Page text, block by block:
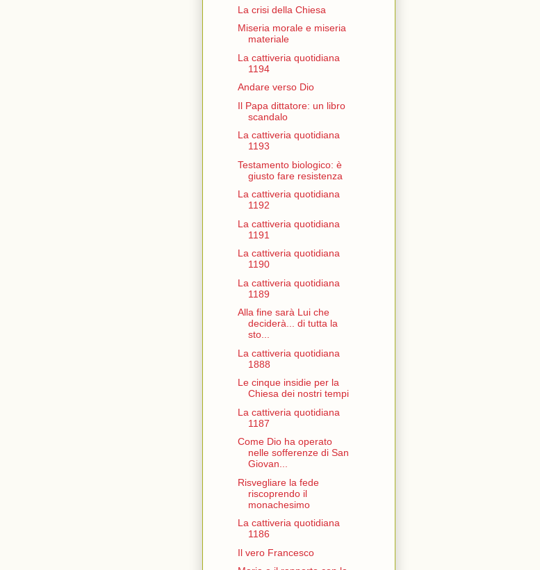
La crisi della Chiesa
Miseria morale e miseria
materiale
La cattiveria quotidiana
1194
Andare verso Dio
Il Papa dittatore: un libro
scandalo
La cattiveria quotidiana
1193
Testamento biologico: è
giusto fare resistenza
La cattiveria quotidiana
1192
La cattiveria quotidiana
1191
La cattiveria quotidiana
1190
La cattiveria quotidiana
1189
Alla fine sarà Lui che
deciderà... di tutta la
sto...
La cattiveria quotidiana
1888
Le cinque insidie per la
Chiesa dei nostri tempi
La cattiveria quotidiana
1187
Come Dio ha operato
nelle sofferenze di San
Giovan...
Risvegliare la fede
riscoprendo il
monachesimo
La cattiveria quotidiana
1186
Il vero Francesco